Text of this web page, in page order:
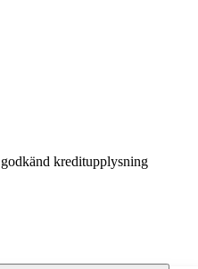
kreditupplysning